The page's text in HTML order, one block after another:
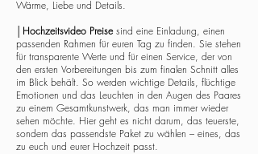
Wärme, Liebe und Details.
Hochzeitsvideo Preisesind eine Einladung, einen
passenden Rahmen für euren Tag zu finden. Sie stehen
für transparente Werte und für einen Service, der von
den ersten Vorbereitungen bis zum finalen Schnitt alles
im Blick behält. So werden wichtige Details, flüchtige
Emotionen und das Leuchten in den Augen des Paares
zu einem Gesamtkunstwerk, das man immer wieder
sehen möchte. Hier geht es nicht darum, das teuerste,
sondern das passendste Paket zu wählen – eines, das
zu euch und eurer Hochzeit passt.